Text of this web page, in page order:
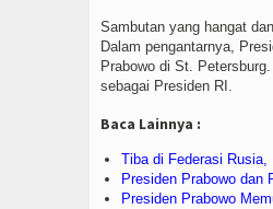
Sambutan yang hangat
Dalam pengantarnya,
Prabowo di St.
sebagai Presiden RI.
Baca Lainnya :
Tiba di Federasi
Presiden Prabowo dan
Presiden Prabowo